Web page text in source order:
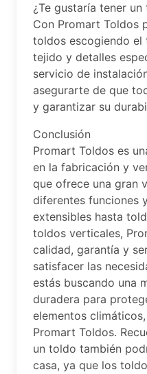
¿Te gustaría tener
Con Promart Toldos
toldos escogiendo el
tejido y detalles
servicio de
asegurarte de que
y garantizar su
Conclusión
Promart Toldos es
en la fabricación y
que ofrece una gran
diferentes funciones
extensibles hasta
toldos verticales,
calidad, garantía y
satisfacer las
estás buscando una
duradera para
elementos
Promart Toldos.
un toldo también
casa, ya que los